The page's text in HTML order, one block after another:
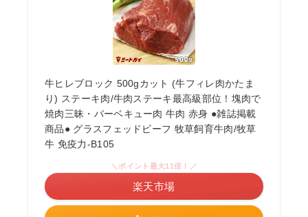
牛ヒレブロック 500gカット (牛フィレ肉かたま
り) ステーキ肉/牛肉ステーキ最高級部位！塊肉で
焼肉三昧・バーベキュー肉 牛肉 赤身 ●雑誌掲載
商品● グラスフェッドビーフ 牧草飼育牛肉/牧草
牛 免疫力-B105
＼ポイント最大11倍！／
楽天市場